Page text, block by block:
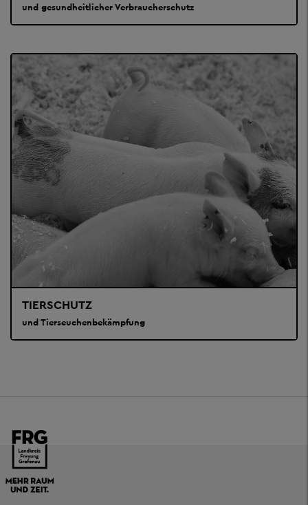
und gesundheitlicher Verbraucherschutz
TIERSCHUTZ
und Tierseuchenbekämpfung